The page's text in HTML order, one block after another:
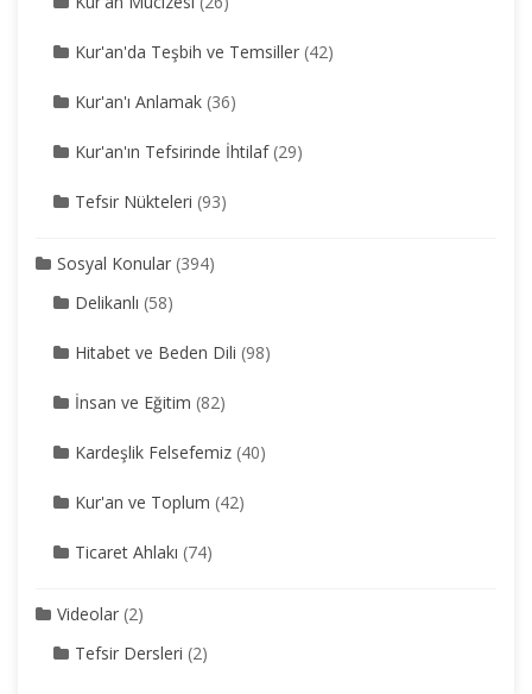
Kur'an'da Teşbih ve Temsiller (42)
Kur'an'ı Anlamak (36)
Kur'an'ın Tefsirinde İhtilaf(29)
Tefsir Nükteleri (93)
Sosyal Konular (394)
Delikanlı (58)
Hitabet ve Beden Dili (98)
İnsan ve Eğitim (82)
Kardeşlik Felsefemiz (40)
Kur'an ve Toplum (42)
Ticaret Ahlakı (74)
Videolar (2)
Tefsir Dersleri (2)